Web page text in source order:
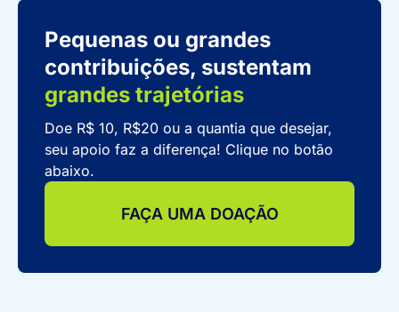
Pequenas ou grandes
contribuições, sustentam
grandes trajetórias
Doe R$ 10, R$20 ou a quantia que desejar,
seu apoio faz a diferença! Clique no botão
abaixo.
FAÇA UMA DOAÇÃO